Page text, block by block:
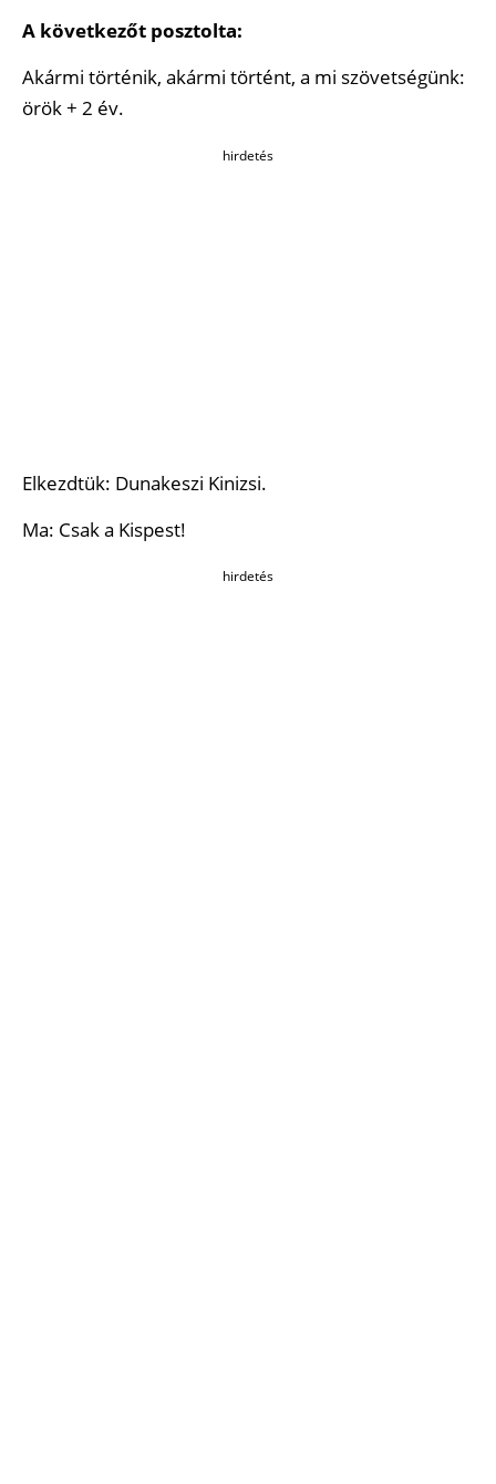
A következőt posztolta:
Akármi történik, akármi történt, a mi szövetségünk:
örök + 2 év.
hirdetés
Elkezdtük: Dunakeszi Kinizsi.
Ma: Csak a Kispest!
hirdetés